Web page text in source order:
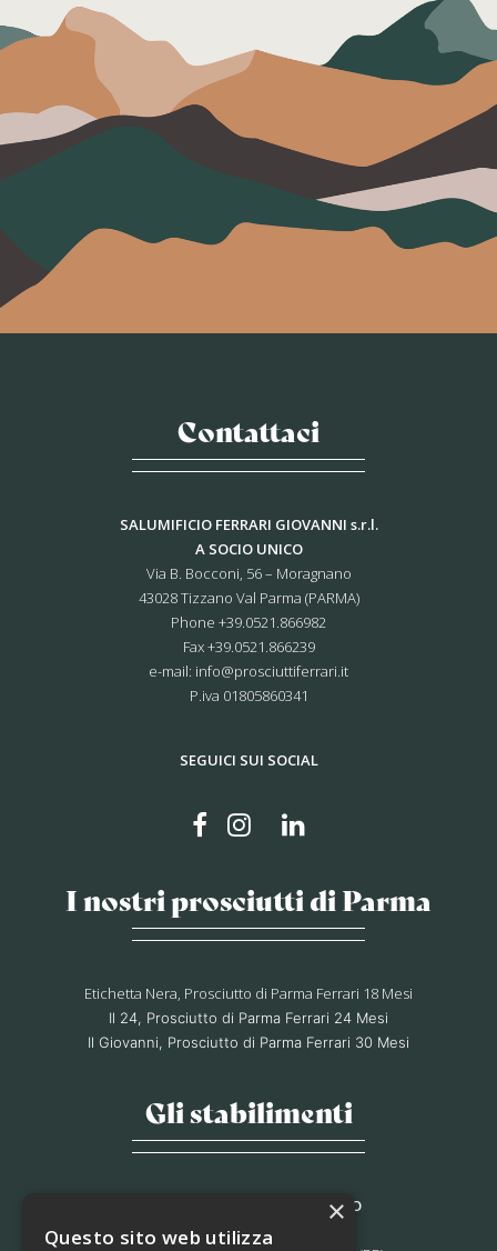
Contattaci
SALUMIFICIO FERRARI GIOVANNI s.r.l.
A SOCIO UNICO
Via B. Bocconi, 56 – Moragnano
43028 Tizzano Val Parma (PARMA)
Phone +39.0521.866982
Fax +39.0521.866239
e-mail: info@prosciuttiferrari.it
P.iva 01805860341
SEGUICI SUI SOCIAL
I nostri prosciutti di Parma
Etichetta Nera, Prosciutto di Parma Ferrari 18 Mesi
Il 24, Prosciutto di Parma Ferrari 24 Mesi
Il Giovanni, Prosciutto di Parma Ferrari 30 Mesi
Gli stabilimenti
STABILIMENTO DI MORAGNANO
Via B. Bocconi, 56,
×
Questo sito web utilizza